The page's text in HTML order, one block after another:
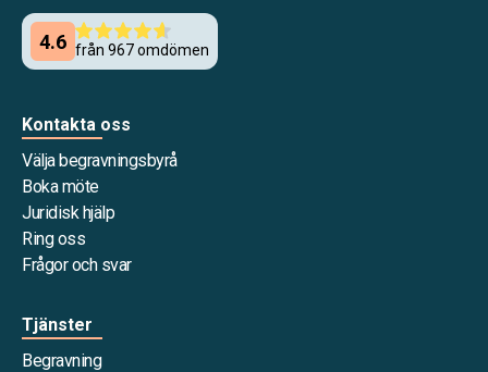
Kontakta oss
Välja begravningsbyrå
Boka möte
Juridisk hjälp
Ring oss
Frågor och svar
Tjänster
Begravning